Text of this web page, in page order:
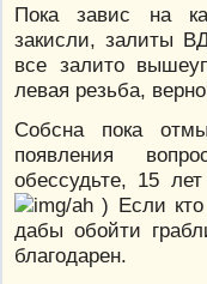
Пока завис на
закисли, залиты
все залито
левая резьба,
Собсна пока
появления
обессудьте, 15
) Если кто
дабы обойти
благодарен.